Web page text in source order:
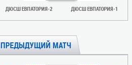
ДЮСШ ЕВПАТОРИЯ-2 ДЮСШ ЕВПАТОРИЯ-1
ПРЕДЫДУЩИЙ МАТЧ